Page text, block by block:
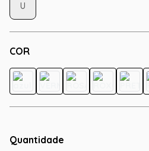
COR
U
Quantidade